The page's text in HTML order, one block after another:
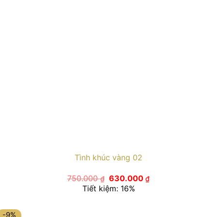
Tình khúc vàng 02
750.000₫ Giá
gốc
là:
630.000₫Giá
Tiết kiệm: 16%
-9%